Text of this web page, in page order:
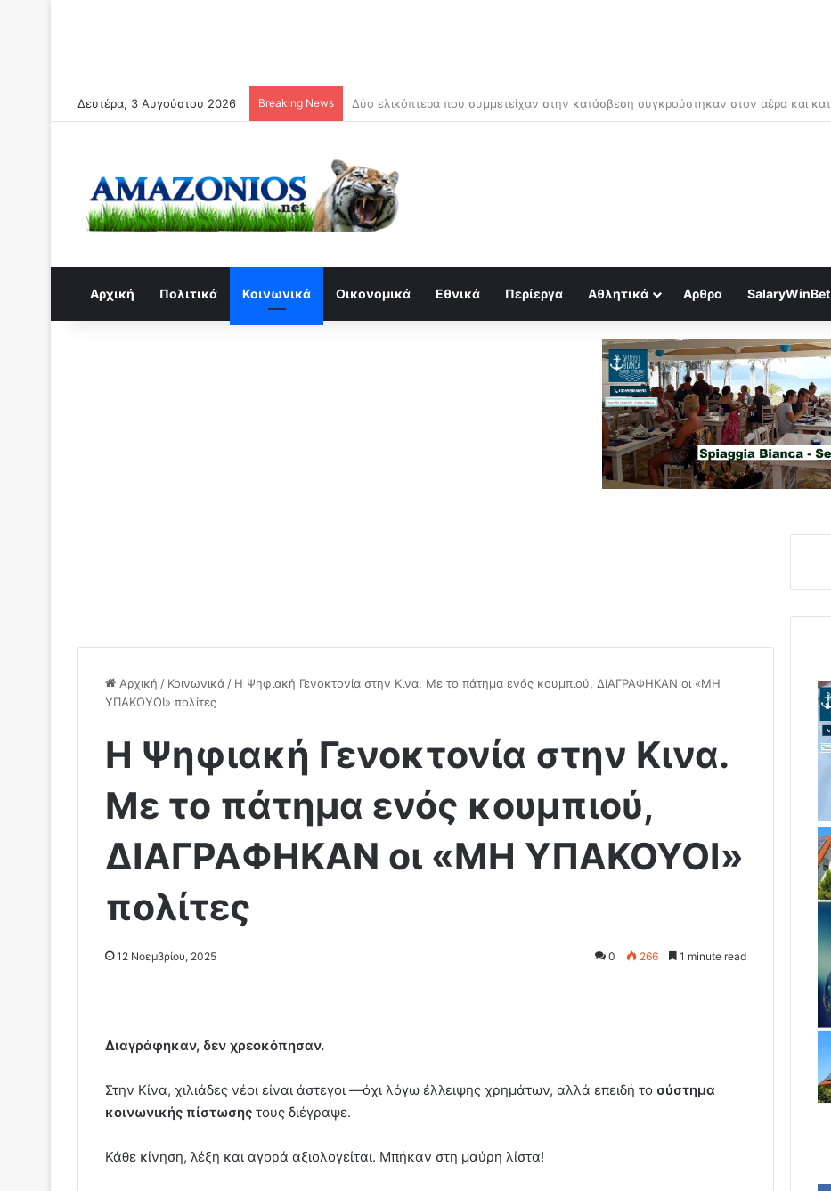
Δευτέρα, 3 Αυγούστου 2026 Breaking News Συναγερμός για κραχ τύπου 1929 και τραπεζική κατάρρευση
Αρχική Πολιτικά Κοινωνικά Οικονομικά Εθνικά Περίεργα Αθλητικά Αρθρα SalaryWinBet
Αρχική / Κοινωνικά / Η Ψηφιακή Γενοκτονία στην Κινα. Με το πάτημα ενός κουμπιού, ΔΙΑΓΡΑΦΗΚΑΝ οι «ΜΗ
ΥΠΑΚΟΥΟΙ» πολίτες
Η Ψηφιακή Γενοκτονία στην Κινα.
Με το πάτημα ενός κουμπιού,
ΔΙΑΓΡΑΦΗΚΑΝ οι «ΜΗ ΥΠΑΚΟΥΟΙ»
πολίτες
12 Νοεμβρίου, 2025 0 266 1 minute read
Διαγράφηκαν, δεν χρεοκόπησαν.
Στην Κίνα, χιλιάδες νέοι είναι άστεγοι —όχι λόγω έλλειψης χρημάτων, αλλά επειδή το σύστημα
κοινωνικής πίστωσης τους διέγραψε.
Κάθε κίνηση, λέξη και αγορά αξιολογείται. Μπήκαν στη μαύρη λίστα!